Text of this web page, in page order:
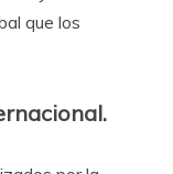
que los